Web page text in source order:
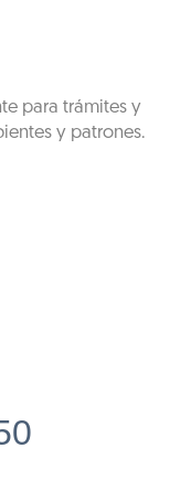
para trámites y
y patrones.